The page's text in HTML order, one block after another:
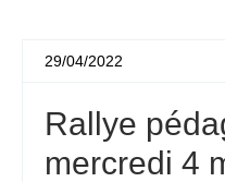
29/04/2022
Rallye
mercredi 4